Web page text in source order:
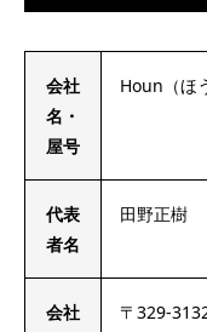
会社
名・
屋号
Houn（ほ
代表
者名
田野正樹
会社
〒329-